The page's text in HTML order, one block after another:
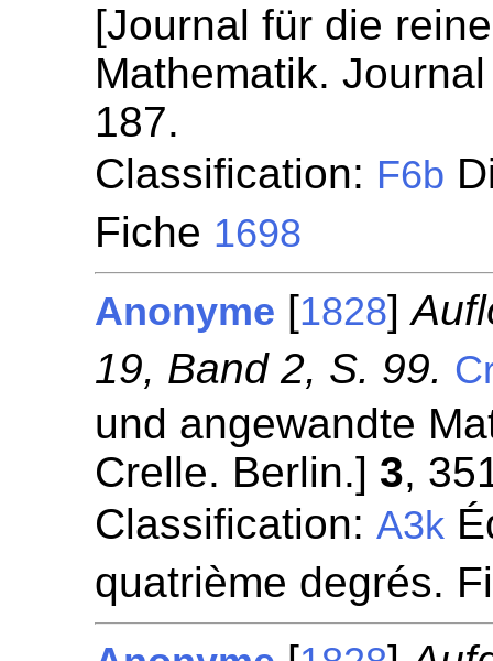
[Journal für die
Mathematik.
187.
Classification: F6b
Fiche 1698
Anonyme [1828]
19, Band 2, S. 99.
und angewandte
Crelle. Berlin.] 3,
Classification:A3k
quatrième degrés.